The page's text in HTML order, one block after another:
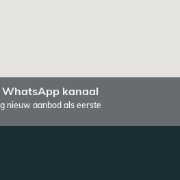
WhatsApp kanaal
nieuw aanbod als eerste